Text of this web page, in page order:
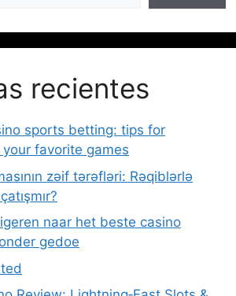
recientes
sports betting: tips for
favorite games
zəif tərəfləri: Rəqiblərlə
naar het beste casino
gedoe